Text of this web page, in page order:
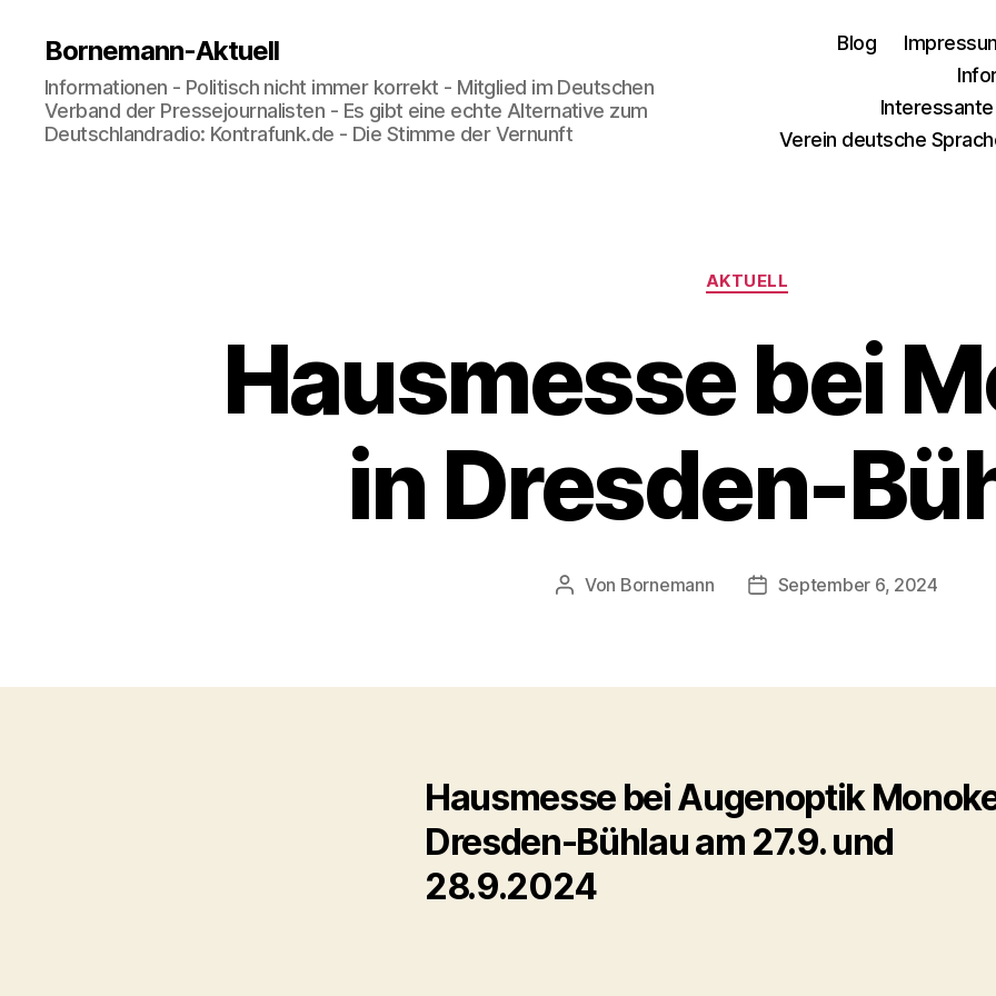
Bornemann-Aktuell
Informationen - Politisch nicht immer korrekt - Mitglied im Deutschen
Verband der Pressejournalisten - Es gibt eine echte Alternative zum
Deutschlandradio: Kontrafunk.de - Die Stimme der Vernunft
Blog
Verein deutsche
Kategorien
AKTUELL
Hausmesse bei
in Dresden-
Beitragsautor
Von Bornemann Veröffentlichungsdatum
September 6, 2024
Hausmesse bei Augenoptik
Dresden-Bühlau am 27.9. und
28.9.2024